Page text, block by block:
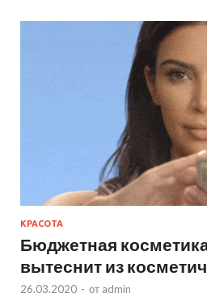
КРАСОТА
Бюджетная
вытеснит из
26.03.2020 - от admin